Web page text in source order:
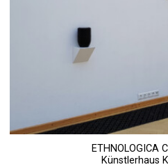
ETHNOLOGICA
Künstlerhaus